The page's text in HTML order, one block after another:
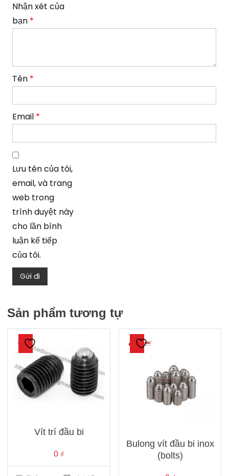
Nhận xét của
bạn *
Tên *
Email *
Lưu tên của tôi,
email, và trang
web trong
trình duyệt này
cho lần bình
luận kế tiếp
của tôi.
Sản phẩm tương tự
Vít trí đầu bi
0 ₫
Bulong vít đầu bi inox
(bolts)